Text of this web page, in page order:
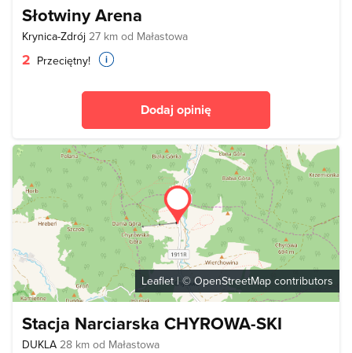
Słotwiny Arena
Krynica-Zdrój 27 km od Małastowa
2 Przeciętny!
Dodaj opinię
Leaflet | ©OpenStreetMap contributors
Stacja Narciarska CHYROWA-SKI
DUKLA 28 km od Małastowa